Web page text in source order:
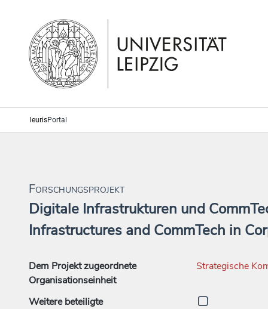
leurisPortal
Forschungsprojekt
Digitale Infrastrukturen und
Infrastructures and CommTech in
Dem Projekt zugeordnete
Organisationseinheit
Strategische
Weitere beteiligte